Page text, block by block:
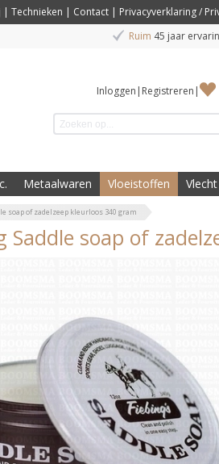
| Technieken | Contact | Privacyverklaring /
Ruim 45 jaar
Inloggen | Registreren |
Metaalwaren Vloeistoffen
soap of zadelzeep kleurloos 340 gram
Saddle soap of